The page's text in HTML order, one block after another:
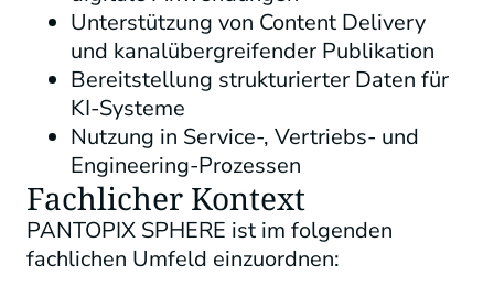
Unterstützung von Content Delivery
und kanalübergreifender Publikation
Bereitstellung strukturierter Daten für
KI-Systeme
Nutzung in Service-, Vertriebs- und
Engineering-Prozessen
Fachlicher Kontext
PANTOPIX SPHERE ist im folgenden
fachlichen Umfeld einzuordnen: